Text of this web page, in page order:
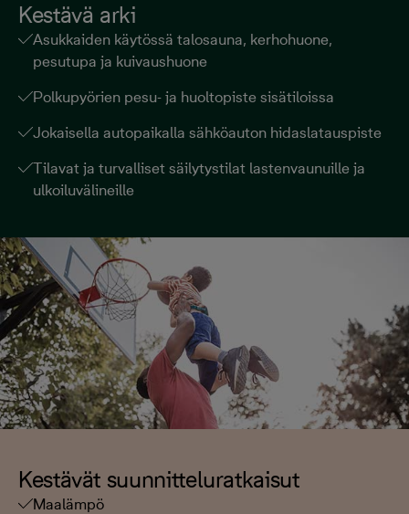
Kestävä arki
Asukkaiden käytössä talosauna, kerhohuone,
pesutupa ja kuivaushuone
Polkupyörien pesu- ja huoltopiste sisätiloissa
Jokaisella autopaikalla sähköauton hidaslatauspiste
Tilavat ja turvalliset säilytystilat lastenvaunuille ja
ulkoiluvälineille
Kestävät suunnitteluratkaisut
Maalämpö